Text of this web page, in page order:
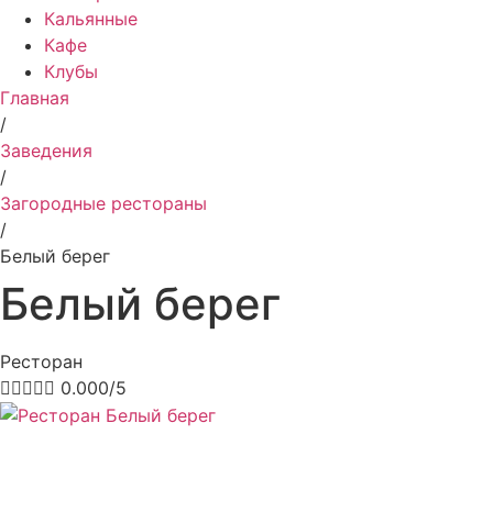
Кальянные
Кафе
Клубы
Главная
/
Заведения
/
Загородные рестораны
/
Белый берег
Белый берег
Ресторан
 0.000/5